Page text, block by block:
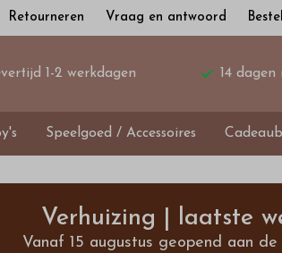
Retourneren Vraag en antwoord
1-2 werkdagen 14
Speelgoed / Accessoires
Verhuizing | laatste
Vanaf 15 augustus geopend aan